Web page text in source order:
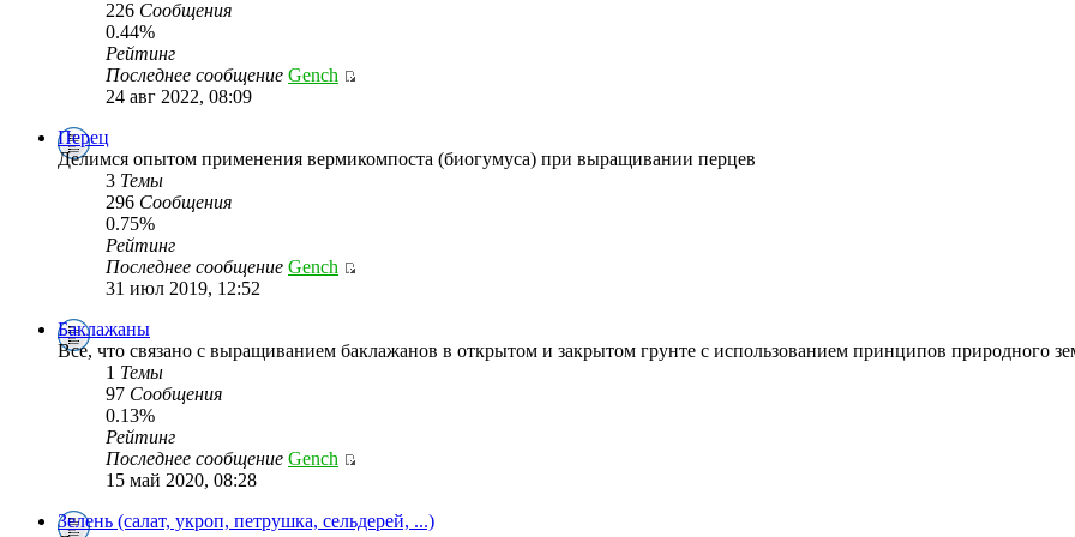
226 Сообщения
0.44%
Рейтинг
Последнее сообщение Gench
24 авг 2022, 08:09
Перец
Делимся опытом применения вермикомпоста (биогумуса) при выращивании перцев
3 Темы
296 Сообщения
0.75%
Рейтинг
Последнее сообщение Gench
31 июл 2019, 12:52
Баклажаны
Все, что связано с выращиванием баклажанов в открытом и закрытом грунте с использованием принципов природного
1 Темы
97 Сообщения
0.13%
Рейтинг
Последнее сообщение Gench
15 май 2020, 08:28
Зелень (салат, укроп, петрушка, сельдерей, ...)